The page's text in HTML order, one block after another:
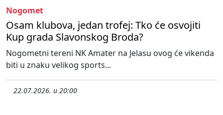
Nogomet
Osam klubova, jedan trofej: Tko će osvojiti
Kup grada Slavonskog Broda?
Nogometni tereni NK Amater na Jelasu ovog će vikenda
biti u znaku velikog sports...
22.07.2026. u 20:00